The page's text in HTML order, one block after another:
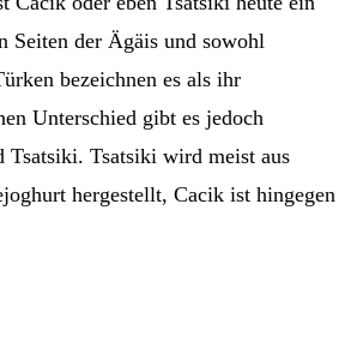
Seiten der Ägäis und sowohl
bezeichnen es als ihr
Unterschied gibt es jedoch
Tsatsiki. Tsatsiki wird meist aus
hergestellt, Cacik ist hingegen